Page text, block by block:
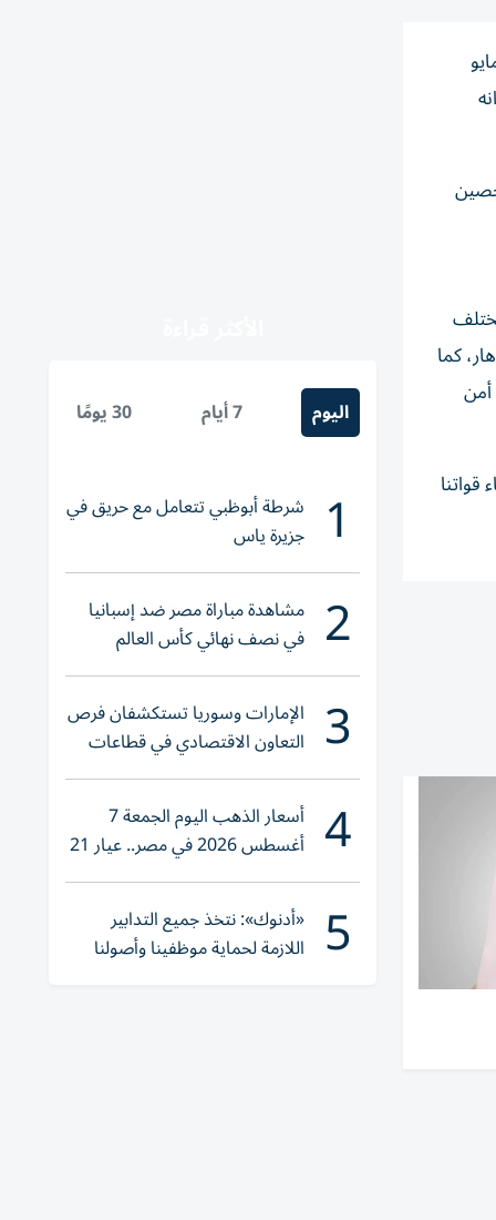
كما
اليوم 7 أيام 30 يومًا
1 شرطة أبوظبي تتعامل مع حريق في
جزيرة ياس
2 مشاهدة مباراة مصر ضد إسبانيا
في نصف نهائي كأس العالم
لناشئات اليد 2026
3 الإمارات وسوريا تستكشفان فرص
التعاون الاقتصادي في قطاعات
حيوية
4 أسعار الذهب اليوم الجمعة 7
أغسطس 2026 في مصر.. عيار 21
يقترب من هذا الرقم
5 «أدنوك»: نتخذ جميع التدابير
اللازمة لحماية موظفينا وأصولنا